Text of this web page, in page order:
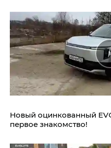
Новый оцинкованный
первое знакомство!